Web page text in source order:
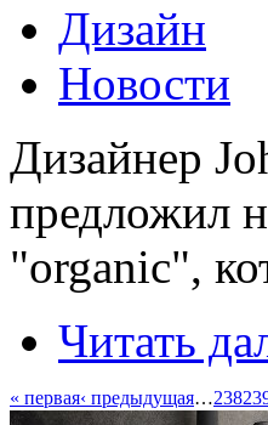
Дизайн
Новости
Дизайнер
предложил
"organic",
Читать
« первая‹ предыдущая…238